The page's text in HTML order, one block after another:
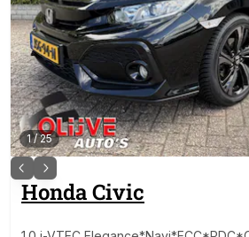
1/25
HondaCivic